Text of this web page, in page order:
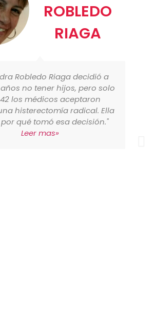
Robledo Riaga decidió a
no tener hijos, pero solo
los médicos aceptaron
histerectomía radical. Ella
qué tomó esa decisión."
Leer mas»
ROBLEDO
RIAGA